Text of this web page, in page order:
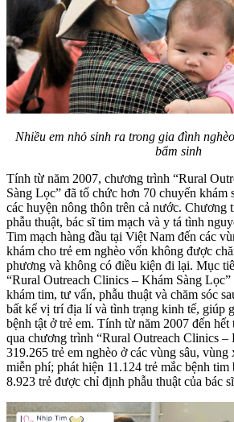
Nhiều em nhỏ sinh ra trong gia đình
bẩm sinh
Tính từ năm 2007, chương trình “Rural
Sàng Lọc” đã tổ chức hơn 70 chuyến khám
các huyện nông thôn trên cả nước. Chương
phẫu thuật, bác sĩ tim mạch và y tá tình
Tim mạch hàng đầu tại Việt Nam đến các
khám cho trẻ em nghèo vốn không được
phương và không có điều kiện đi lại. Mục
“Rural Outreach Clinics – Khám Sàng Lọc”
khám tim, tư vấn, phẫu thuật và chăm sóc
bất kể vị trí địa lí và tình trạng kinh tế, giúp
bệnh tật ở trẻ em. Tính từ năm 2007 đến
qua chương trình “Rural Outreach Clinics –
319.265 trẻ em nghèo ở các vùng sâu,
miễn phí; phát hiện 11.124 trẻ mắc bệnh
8.923 trẻ được chỉ định phẫu thuật của bác